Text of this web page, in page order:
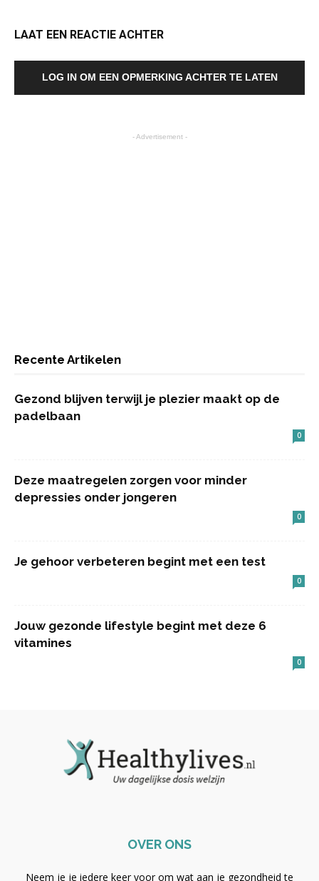
LAAT EEN REACTIE ACHTER
LOG IN OM EEN OPMERKING ACHTER TE LATEN
- Advertisement -
Recente Artikelen
Gezond blijven terwijl je plezier maakt op de
padelbaan
0
Deze maatregelen zorgen voor minder
depressies onder jongeren
0
Je gehoor verbeteren begint met een test
0
Jouw gezonde lifestyle begint met deze 6
vitamines
0
OVER ONS
Neem je je iedere keer voor om wat aan je gezondheid te